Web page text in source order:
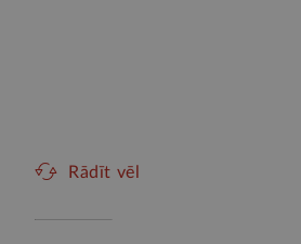
Rādīt vēl